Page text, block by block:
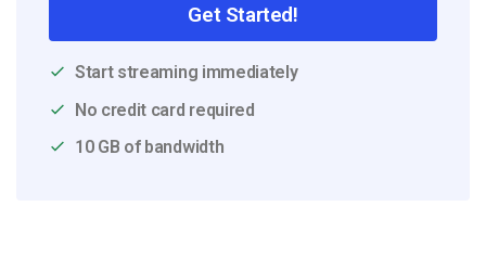
Get Started!
Start streaming immediately
No credit card required
10 GB of bandwidth